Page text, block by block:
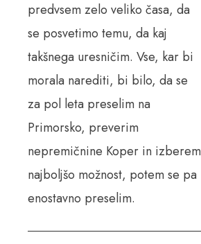
predvsem zelo veliko časa, da
se posvetimo temu, da kaj
takšnega uresničim. Vse, kar bi
morala narediti, bi bilo, da se
za pol leta preselim na
Primorsko, preverim
nepremičnine Koper in izberem
najboljšo možnost, potem se pa
enostavno preselim.